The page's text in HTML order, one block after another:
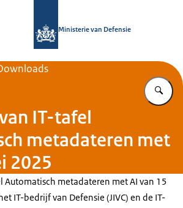
Ministerie van Defensie
IT-tafel
metadateren met
2025
Automatisch metadateren met AI van 15
IT-bedrijf van Defensie (JIVC) en de IT-